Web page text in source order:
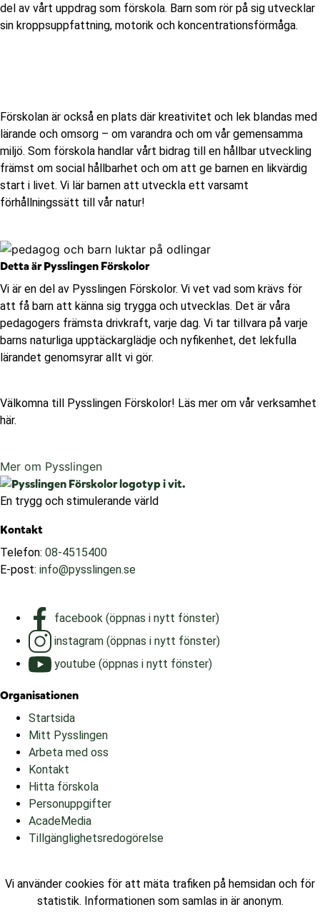
del av vårt uppdrag som förskola. Barn som rör på sig utvecklar
sin kroppsuppfattning, motorik och koncentrationsförmåga.
Förskolan är också en plats där kreativitet och lek blandas med
lärande och omsorg – om varandra och om vår gemensamma
miljö. Som förskola handlar vårt bidrag till en hållbar utveckling
främst om social hållbarhet och om att ge barnen en likvärdig
start i livet. Vi lär barnen att utveckla ett varsamt
förhållningssätt till vår natur!
Detta är Pysslingen Förskolor
Vi är en del av Pysslingen Förskolor. Vi vet vad som krävs för
att få barn att känna sig trygga och utvecklas. Det är våra
pedagogers främsta drivkraft, varje dag. Vi tar tillvara på varje
barns naturliga upptäckarglädje och nyfikenhet, det lekfulla
lärandet genomsyrar allt vi gör.
Välkomna till Pysslingen Förskolor! Läs mer om vår verksamhet
här.
Mer om Pysslingen
En trygg och stimulerande värld
Kontakt
Telefon: 08-4515400
E-post: info@pysslingen.se
facebook (öppnas i nytt fönster)
instagram (öppnas i nytt fönster)
youtube (öppnas i nytt fönster)
Organisationen
Startsida
Mitt Pysslingen
Arbeta med oss
Kontakt
Hitta förskola
Personuppgifter
AcadeMedia
Tillgänglighetsredogörelse
Vi använder cookies för att mäta trafiken på hemsidan och för
statistik. Informationen som samlas in är anonym.